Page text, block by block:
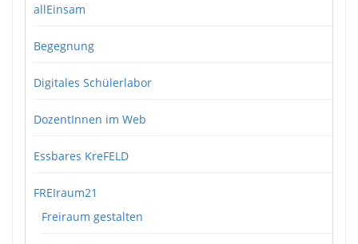
allEinsam
Begegnung
Digitales Schülerlabor
DozentInnen im Web
Essbares KreFELD
FREIraum21
Freiraum gestalten